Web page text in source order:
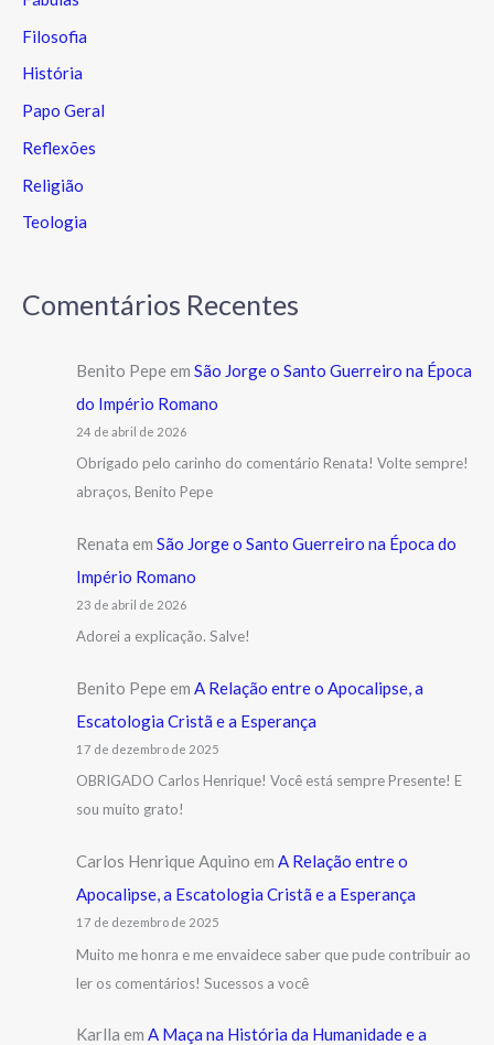
Filosofia
História
Papo Geral
Reflexões
Religião
Teologia
Comentários Recentes
Benito Pepe em São Jorge o Santo Guerreiro na Época
do Império Romano
24 de abril de 2026
Obrigado pelo carinho do comentário Renata! Volte sempre!
abraços, Benito Pepe
Renata em São Jorge o Santo Guerreiro na Época do
Império Romano
23 de abril de 2026
Adorei a explicação. Salve!
Benito Pepe em A Relação entre o Apocalipse, a
Escatologia Cristã e a Esperança
17 de dezembro de 2025
OBRIGADO Carlos Henrique! Você está sempre Presente! E
sou muito grato!
Carlos Henrique Aquino em A Relação entre o
Apocalipse, a Escatologia Cristã e a Esperança
17 de dezembro de 2025
Muito me honra e me envaidece saber que pude contribuir ao
ler os comentários! Sucessos a você
Karlla em A Maça na História da Humanidade e a